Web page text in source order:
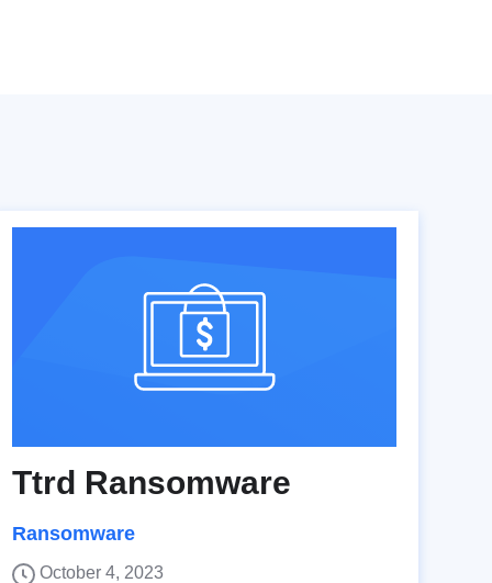
Ttrd Ransomware
Ransomware
October 4, 2023